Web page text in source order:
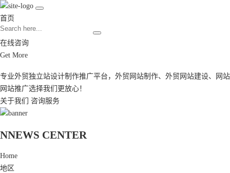
首页
在线咨询
Get More
专业外贸独立站设计制作推广平台， 外贸网站制作、 外贸网站建设、
网站
网站推广选择我们更放心！
关于我们
咨询服务
NNEWS CENTER
Home
地区